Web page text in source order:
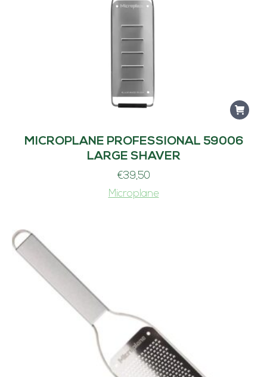
MICROPLANE PROFESSIONAL 59006
LARGE SHAVER
€39,50
Microplane